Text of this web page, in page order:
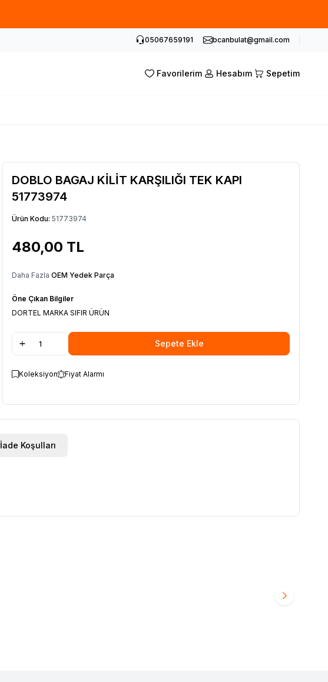
05067659191 bcanbulat@gmail.com
Favorilerim Hesabım Sepetim
DOBLO BAGAJ KİLİT KARŞILIĞI TEK KAPI
51773974
Ürün Kodu: 51773974
480,00 TL
Daha Fazla OEM Yedek Parça
Öne Çıkan Bilgiler
DORTEL MARKA SIFIR ÜRÜN
Sepete Ekle
Koleksiyon Fiyat Alarmı
İade Koşulları